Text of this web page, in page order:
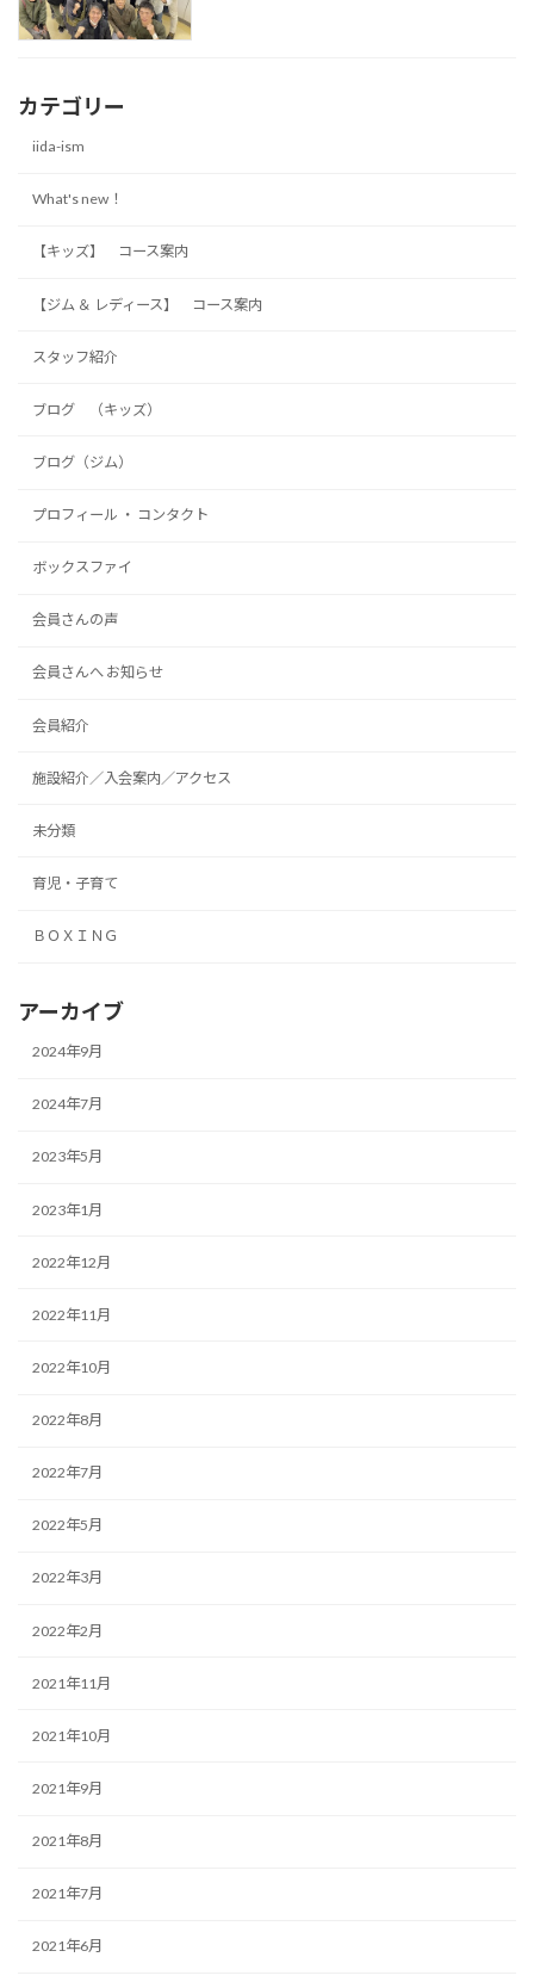
カテゴリー
iida-ism
What's new！
【キッズ】 コース案内
【ジム ＆ レディース】 コース案内
スタッフ紹介
ブログ （キッズ）
ブログ（ジム）
プロフィール ・ コンタクト
ボックスファイ
会員さんの声
会員さんへ お知らせ
会員紹介
施設紹介／入会案内／アクセス
未分類
育児・子育て
ＢＯＸＩＮＧ
アーカイブ
2024年9月
2024年7月
2023年5月
2023年1月
2022年12月
2022年11月
2022年10月
2022年8月
2022年7月
2022年5月
2022年3月
2022年2月
2021年11月
2021年10月
2021年9月
2021年8月
2021年7月
2021年6月